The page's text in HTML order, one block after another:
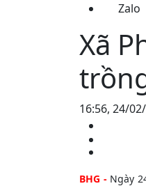
Zalo
Xã
16:56, 24/
BHG -Ngày